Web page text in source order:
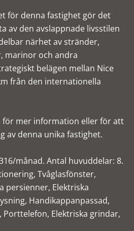
för denna fastighet gör det
av den avslappnade livsstilen
närhet av stränder,
marinor och andra
belägen mellan Nice
från den internationella
för mer information eller för att
av denna unika fastighet.
månad. Antal huvuddelar: 8.
Tvåglasfönster,
persienner, Elektriska
Handikappanpassad,
Porttelefon, Elektriska grindar,